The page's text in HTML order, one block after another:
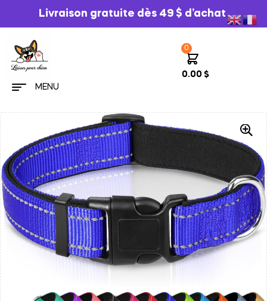
Livraison gratuite dès 49 $ d’achat
MENU
0
0.00$